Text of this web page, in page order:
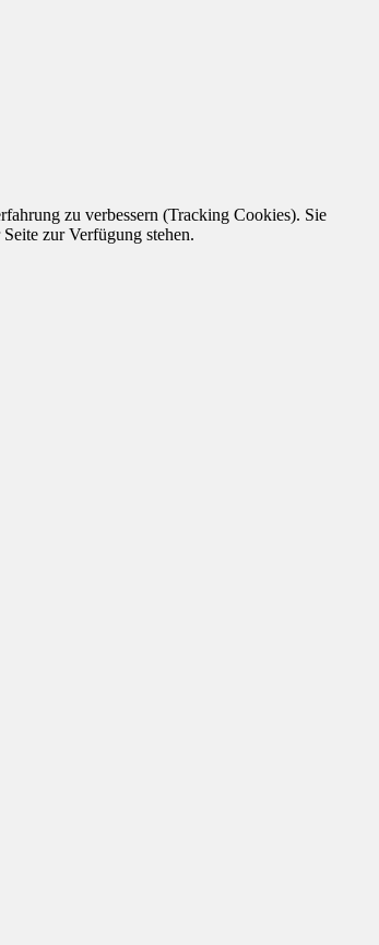
zu verbessern (Tracking Cookies). Sie
zur Verfügung stehen.